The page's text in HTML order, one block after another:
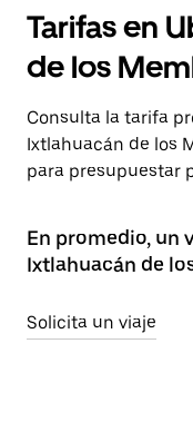
Tarifas en
de los
Consulta la tarifa
Ixtlahuacán de los
para presupuestar
En promedio, un
Ixtlahuacán de
Solicita un viaje